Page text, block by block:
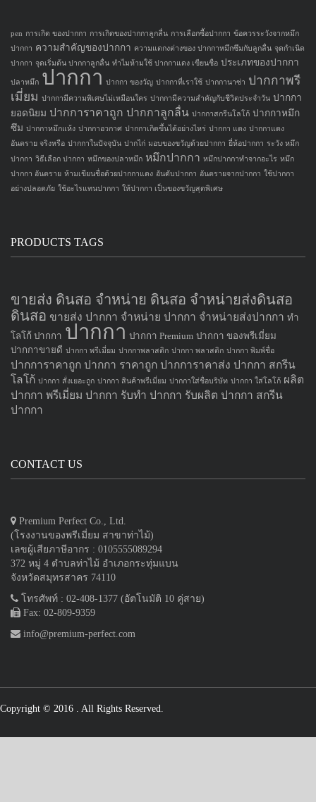
pen การเกิด ของปากกา การเกิดของปากกาลูกลื่น การเลือกซื้อปากกา ข้อควรระวังจากหมึก
ปากกา ความสำคัญของปากกา ความแตกงต่างของ ปากกาหมึกซึมกับลูกลื่น จุดกำเนิด
ปากกา จุดเริ่มต้น ปากกาลูกลื่น ทำไมห้ามใช้ ปากกาแดง เขียนชื่อ ประเภทของปากกา
ปลาหมึก ปากกา ปากกา ของวัญ ปากกาที่เราใช้ ปากกานาซ่า ปากกาพรี
เมี่ยม ปากกามีความพิเศษไม่เหมือนใคร ปากกามีความสำคัญกับชีวิตประจำวัน ปากกา
ยอดนิยม ปากการาคาถูก ปากกาลูกลื่น ปากกาสกรีนโลโก้ ปากกาหมึก
ซึม ปากกาหมึกแห้ง ปากกาอวกาศ ปากกาเกิดขึ้นได้อย่างไหร่ ปากกา แดง ปากกาแดง
อันตราย จริงหรือ ปากกาในปัจจุบัน ปากไก่ มอบของขวัญด้วยปากกา ยี่ห้อปากกา ระวัง หมึก
ปากกา วิธีเลือก ปากกา หมึกของปลาหมึก หมึกปากกา หมึกปากกาทำจากอะไร หมึก
ปากกา อันตราย ห้ามเขียนชื่อด้วยปากกาแดง อันดับปากกา อันตรายจากปากกา ใช้ปากกา
อย่างปลอดภัย ใช้อะไรแทนปากกา ให้ปากกา เป็นของขวัญสุดพิเศษ
PRODUCTS TAGS
ขายส่ง ดินสอ จำหน่าย ดินสอ จำหน่ายส่งดินสอ
ดินสอ ขายส่ง ปากกา จำหน่าย ปากกา จำหน่ายส่งปากกา ทำ
โลโก้ ปากกา ปากกา ปากกา Premium ปากกา ของพรีเมี่ยม
ปากกาขายดี ปากกา พรีเมี่ยม ปากกาพลาสติก ปากกา พลาสติก ปากกา พิมพ์ชื่อ
ปากการาคาถูก ปากกา ราคาถูก ปากการาคาส่ง ปากกา สกรีน
โลโก้ ปากกา สั่งเยอะถูก ปากกา สินค้าพรีเมี่ยม ปากกาใส่ชื่อบริษัท ปากกา ใส่โลโก้ ผลิต
ปากกา พรีเมี่ยม ปากกา รับทำ ปากกา รับผลิต ปากกา สกรีน
ปากกา
CONTACT US
Premium Perfect Co., Ltd.
(โรงงานของพรีเมี่ยม สาขาท่าไม้)
เลขผู้เสียภาษีอากร : 0105555089294
372 หมู่ 4 ตำบลท่าไม้ อำเภอกระทุ่มแบน
จังหวัดสมุทรสาคร 74110
โทรศัพท์ : 02-408-1377 (อัตโนมัติ 10 คู่สาย)
Fax: 02-809-9359
info@premium-perfect.com
Copyright © 2016 . All Rights Reserved.